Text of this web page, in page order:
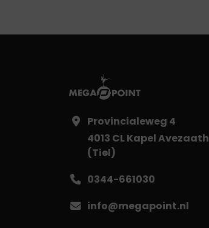
Provincialeweg 4
4013 CL Kapel Avezaath
(Tiel)
0344-661030
info@megapoint.nl